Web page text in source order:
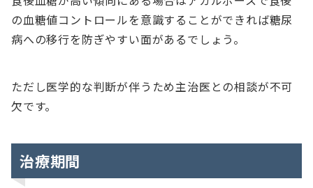
の血糖値コントロールを意識することができれば糖尿
病への移行を防ぎやすい面があるでしょう。
ただし医学的な判断が伴うため主治医との相談が不可
欠です。
治療期間